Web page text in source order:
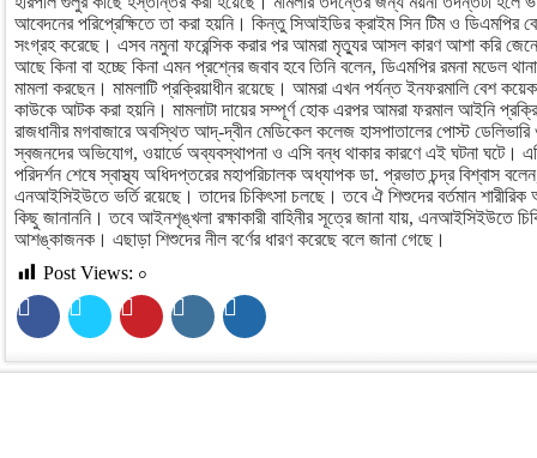
আবেদনের পরিপ্রেক্ষিতে তা করা হয়নি। কিন্তু সিআইডির ক্রাইম সিন টিম ও ডিএমপির
সংগ্রহ করেছে। এসব নমুনা ফরেন্সিক করার পর আমরা মৃত্যুর আসল কারণ আশা করি
আছে কিনা বা হচ্ছে কিনা এমন প্রশ্নের জবাব হবে তিনি বলেন, ডিএমপির রমনা মডেল
মামলা করছেন। মামলাটি প্রক্রিয়াধীন রয়েছে। আমরা এখন পর্যন্ত ইনফরমালি বেশ
কাউকে আটক করা হয়নি। মামলাটা দায়ের সম্পূর্ণ হোক এরপর আমরা ফরমাল আইনি
রাজধানীর মগবাজারে অবস্থিত আদ্-দ্বীন মেডিকেল কলেজ হাসপাতালের পোস্ট
স্বজনদের অভিযোগ, ওয়ার্ডে অব্যবস্থাপনা ও এসি বন্ধ থাকার কারণে এই ঘটনা ঘটে।
পরিদর্শন শেষে স্বাস্থ্য অধিদপ্তরের মহাপরিচালক অধ্যাপক ডা. প্রভাত চন্দ্র বিশ্বাস
এনআইসিইউতে ভর্তি রয়েছে। তাদের চিকিৎসা চলছে। তবে ঐ শিশুদের বর্তমান শারীরিক
কিছু জানাননি। তবে আইনশৃঙ্খলা রক্ষাকারী বাহিনীর সূত্রে জানা যায়, এনআইসিইউতে
আশঙ্কাজনক। এছাড়া শিশুদের নীল বর্ণের ধারণ করেছে বলে জানা গেছে।
Post Views: ০